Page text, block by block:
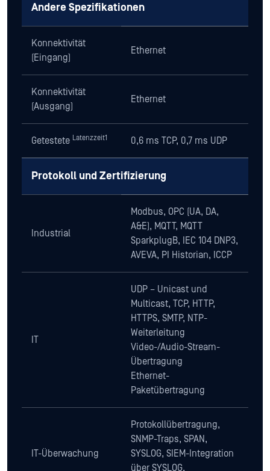
Andere Spezifikationen
Konnektivität
(Eingang)
Ethernet
Konnektivität
(Ausgang)
Ethernet
Getestete Latenzzeit1 0,6 ms TCP, 0,7 ms UDP
Protokoll und Zertifizierung
Industrial
Modbus, OPC (UA, DA,
A&E), MQTT, MQTT
SparkplugB, IEC 104 DNP3,
AVEVA, PI Historian, ICCP
IT
UDP – Unicast und
Multicast, TCP, HTTP,
HTTPS, SMTP, NTP-
Weiterleitung
Video-/Audio-Stream-
Übertragung
Ethernet-
Paketübertragung
IT-Überwachung
Protokollübertragung,
SNMP-Traps, SPAN,
SYSLOG, SIEM-Integration
über SYSLOG,